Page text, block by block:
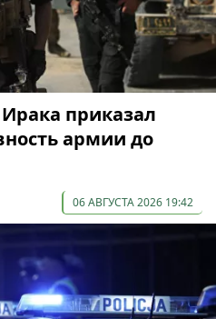
приказал
армии до
06 АВГУСТА 2026 19:42